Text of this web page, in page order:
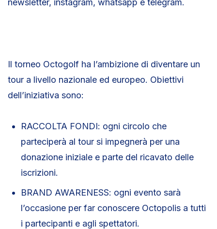
newsletter, instagram, whatsapp e telegram.
Il torneo Octogolf ha l’ambizione di diventare un
tour a livello nazionale ed europeo. Obiettivi
dell’iniziativa sono:
RACCOLTA FONDI: ogni circolo che
parteciperà al tour si impegnerà per una
donazione iniziale e parte del ricavato delle
iscrizioni.
BRAND AWARENESS: ogni evento sarà
l’occasione per far conoscere Octopolis a tutti
i partecipanti e agli spettatori.